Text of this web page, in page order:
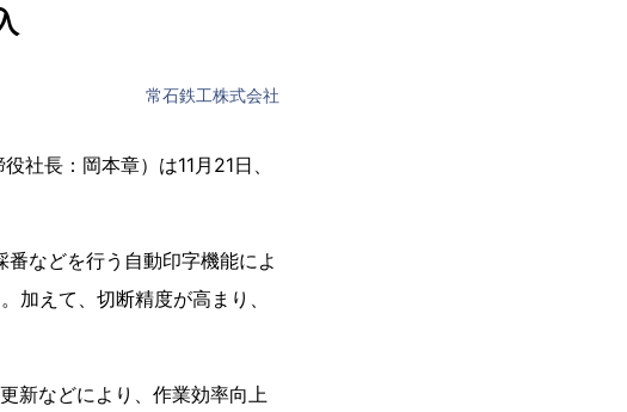
常石鉄工株式会社
社長：岡本章）は11月21日、
などを行う自動印字機能によ
加えて、切断精度が高まり、
新などにより、作業効率向上